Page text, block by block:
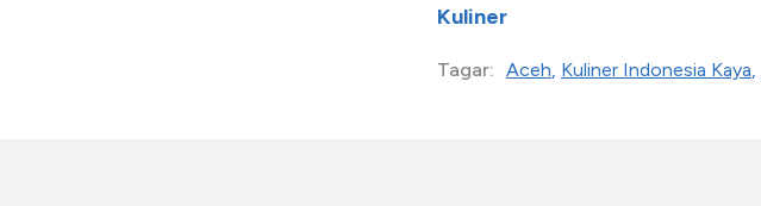
Kuliner
Tagar: Aceh Kuliner Indonesia Kaya